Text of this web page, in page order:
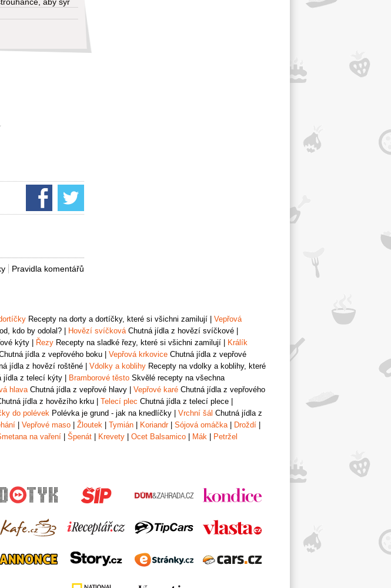
aby sýr
Pravidla komentářů
Recepty na dorty a dortíčky, které si všichni zamilují
Vepřová
kdo by odolal? Hovězí svíčkováChutná jídla z hovězí svíčkové
kýty Řezy Recepty na sladké řezy, které si všichni zamilují
Králík
jídla z vepřového boku Vepřová krkovice Chutná jídla z vepřové
jídla z hovězí roštěné Vdolky a koblihy Recepty na vdolky a koblihy, které
jídla z telecí kýty Bramborové těsto Skvělé recepty na všechna
hlavaChutná jídla z vepřové hlavy Vepřové karé Chutná jídla z vepřového
jídla z hovězího krku Telecí plec Chutná jídla z telecí plece
do polévek Polévka je grund - jak na knedlíčky Vrchní šál Chutná jídla z
Vepřové maso Žloutek Tymián Koriandr| Sójová omáčka| Droždí
na vaření Špenát Krevety Ocet Balsamico Mák
Petržel